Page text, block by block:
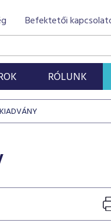
Befektetői
RÓLUNK